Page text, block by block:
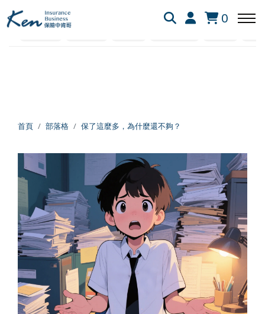
0
新生兒保險
失能險
醫療險
旅平險
儲蓄險
長照險
個人成長
學習心得
跨界思考
靈性成長
好書推薦
銷售賦能
美股投資
退休規劃
理財心法
勞保勞退
保險白話文 保險資訊懶人包 網友提問
首頁 部落格 保了這麼多，為什麼還不夠？